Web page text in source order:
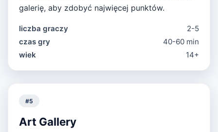
galerię, aby zdobyć najwięcej punktów.
liczba graczy
2-5
czas gry
40-60 min
wiek
14+
#5
Art Gallery